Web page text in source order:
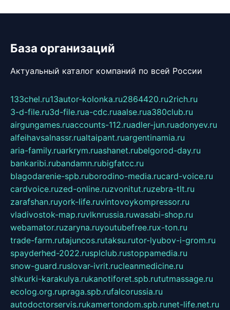
База организаций
Актуальный каталог компаний по всей России
133chel.ru13autor-kolonka.ru2864420.ru2rich.ru
3-d-file.ru3d-file.rua-cdc.ruaalse.rua380club.ru
airgungames.ruaccounts-112.ruadler-jun.ruadonyev.ru
alfeihavsalnassr.rualtaipant.ruargentinamia.ru
aria-family.ruarkrym.ruashanet.rubelgorod-day.ru
bankaribi.rubandamn.rubigfatcc.ru
blagodarenie-spb.ruborodino-media.rucard-voice.ru
cardvoice.ruzed-online.ruzvonitut.ruzebra-tlt.ru
zarafshan.ruyork-life.ruvintovoykompressor.ru
vladivostok-map.ruvlknrussia.ruwasabi-shop.ru
webamator.ruzaryna.ruyoutubefree.rux-ton.ru
trade-farm.rutajuncos.rutaksu.rutor-lyubov-i-grom.ru
spayderhed-2022.rusplclub.rustoppamedia.ru
snow-guard.ruslovar-ivrit.rucleanmedicine.ru
shkurki-karakulya.rukanotiforet.spb.rututmassage.ru
ecolog.org.rupraga.spb.rufalcorussia.ru
autodoctorservis.rukamertondom.spb.runet-life.net.ru